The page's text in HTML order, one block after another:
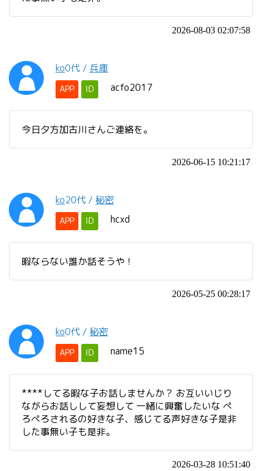
2026-08-03 02:07:58
ko0代 / 兵庫
APP ID acfo2017
今日夕方加古川さんご連絡を。
2026-06-15 10:21:17
ko20代 / 秘密
APP ID hcxd
暇ならない誰か話そうや！
2026-05-25 00:28:17
ko0代 / 秘密
APP ID name15
****してる暇な子お話しませんか？ お互いいじり
ながらお話しして妄想して 一緒に興奮したいな ぺ
ろぺろされるの好きな子、感じてる声好きな子是非
した事無い子も是非。
2026-03-28 10:51:40